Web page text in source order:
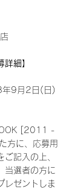
詳細】
9月2日(日)
[2011 -
方に、応募用
記入の上、
当選者の方に
レゼントしま